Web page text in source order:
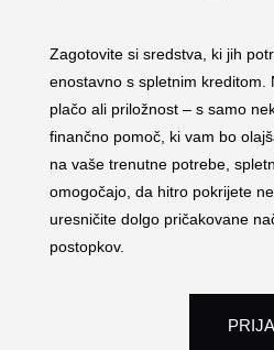
Zagotovite si sredstva, ki jih
enostavno s spletnim kreditom.
plačo ali priložnost – s samo
finančno pomoč, ki vam bo
na vaše trenutne potrebe,
omogočajo, da hitro pokrijete
uresničite dolgo pričakovane
postopkov.